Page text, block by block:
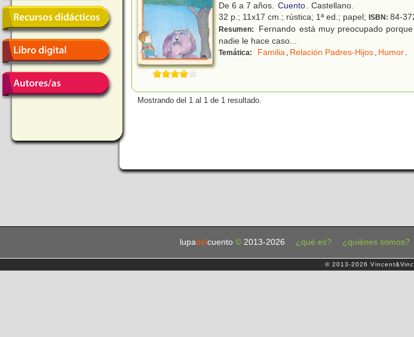
De 6 a 7 años. Cuento. Castellano.
32 p.; 11x17 cm.; rústica; 1ª ed.; papel; ISBN: 84-
Resumen:
Fernando está muy preocupado
nadie le hace caso...
Temática: Familia, Relación Padres-Hijos, Humor.
Mostrando del 1 al 1 de 1 resultado.
lupadel cuento © 2013-2026 ¿qué es? ¿quiénes somos?
© 2013-2026